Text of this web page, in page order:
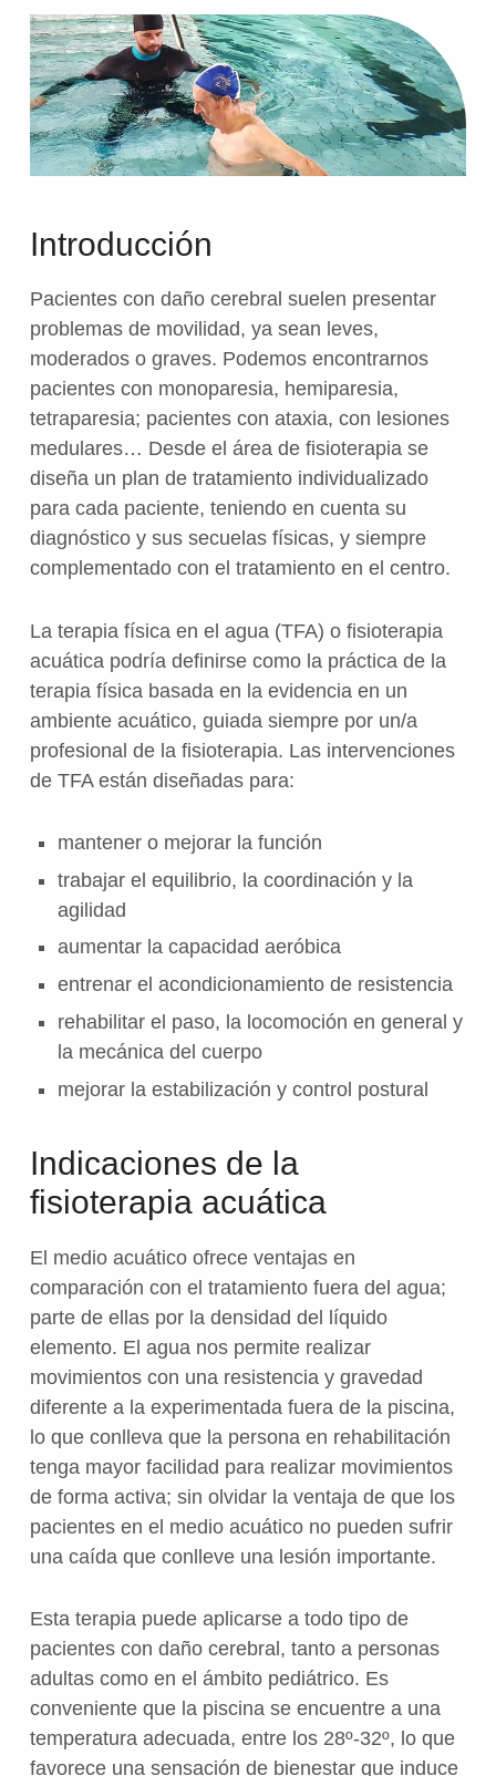
Introducción
Pacientes con daño cerebral suelen presentar
problemas de movilidad, ya sean leves,
moderados o graves. Podemos encontrarnos
pacientes con monoparesia, hemiparesia,
tetraparesia; pacientes con ataxia, con lesiones
medulares… Desde el área de fisioterapia se
diseña un plan de tratamiento individualizado
para cada paciente, teniendo en cuenta su
diagnóstico y sus secuelas físicas, y siempre
complementado con el tratamiento en el centro.
La terapia física en el agua (TFA) o fisioterapia
acuática podría definirse como la práctica de la
terapia física basada en la evidencia en un
ambiente acuático, guiada siempre por un/a
profesional de la fisioterapia. Las intervenciones
de TFA están diseñadas para:
mantener o mejorar la función
trabajar el equilibrio, la coordinación y la
agilidad
aumentar la capacidad aeróbica
entrenar el acondicionamiento de resistencia
rehabilitar el paso, la locomoción en general y
la mecánica del cuerpo
mejorar la estabilización y control postural
Indicaciones de la
fisioterapia acuática
El medio acuático ofrece ventajas en
comparación con el tratamiento fuera del agua;
parte de ellas por la densidad del líquido
elemento. El agua nos permite realizar
movimientos con una resistencia y gravedad
diferente a la experimentada fuera de la piscina,
lo que conlleva que la persona en rehabilitación
tenga mayor facilidad para realizar movimientos
de forma activa; sin olvidar la ventaja de que los
pacientes en el medio acuático no pueden sufrir
una caída que conlleve una lesión importante.
Esta terapia puede aplicarse a todo tipo de
pacientes con daño cerebral, tanto a personas
adultas como en el ámbito pediátrico. Es
conveniente que la piscina se encuentre a una
temperatura adecuada, entre los 28º-32º, lo que
favorece una sensación de bienestar que induce